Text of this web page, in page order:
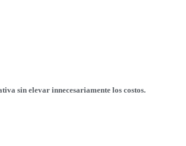
sin elevar innecesariamente los costos.